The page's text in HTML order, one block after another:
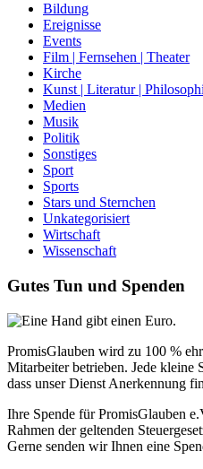
Bildung
Ereignisse
Events
Film | Fernsehen | Theater
Kirche
Kunst | Literatur |
Medien
Musik
Politik
Sonstiges
Sport
Sports
Stars und Sternchen
Unkategorisiert
Wirtschaft
Wissenschaft
Gutes Tun und Spenden
PromisGlauben wird zu 100 %
Mitarbeiter betrieben. Jede kleine
dass unser Dienst Anerkennung
Ihre Spende für PromisGlauben
Rahmen der geltenden
Gerne senden wir Ihnen eine